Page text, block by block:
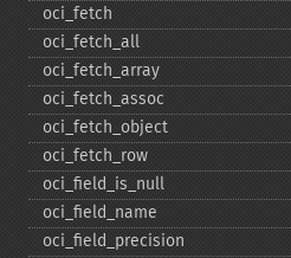
oci_​fetch
oci_​fetch_​all
oci_​fetch_​array
oci_​fetch_​assoc
oci_​fetch_​object
oci_​fetch_​row
oci_​field_​is_​null
oci_​field_​name
oci_​field_​precision